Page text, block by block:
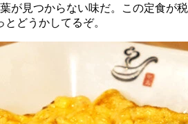
が見つからない味だ。この定食が税
どうかしてるぞ。